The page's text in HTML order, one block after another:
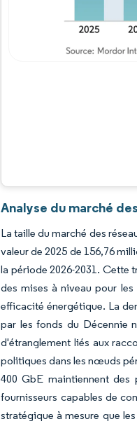
Analyse du marché
La taille du marché des
valeur de 2025 de 156,76
la période 2026-2031. Cette
des mises à niveau pour
efficacité énergétique. La
par les fonds du Décennie
d'étranglement liés aux
politiques dans les nœuds
400 GbE maintiennent des
fournisseurs capables de
stratégique à mesure que